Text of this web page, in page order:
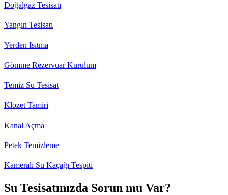
Doğalgaz Tesisatı
Yangın Tesisatı
Yerden Isıtma
Gömme Rezervuar Kurulum
Temiz Su Tesisat
Klozet Tamiri
Kanal Açma
Petek Temizleme
Kameralı Su Kaçağı Tespiti
Su Tesisatınızda Sorun mu Var?